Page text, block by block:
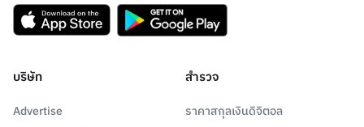
บริษัท
Advertise
สำรวจ
ราคาสกุลเงินดิจิตอล